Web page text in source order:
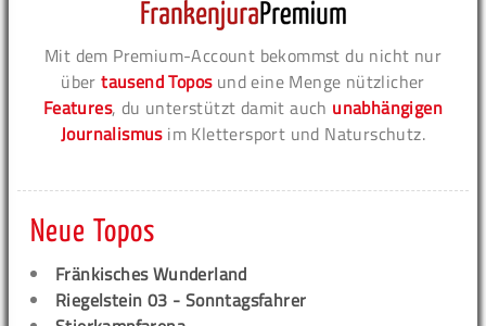
Mit dem Premium-Account bekommst du nicht nur
übertausend Toposund eine Menge nützlicher
Features, du unterstützt damit auch unabhängigen
Journalismusim Klettersport und Naturschutz.
Neue Topos
Fränkisches Wunderland
Riegelstein 03 - Sonntagsfahrer